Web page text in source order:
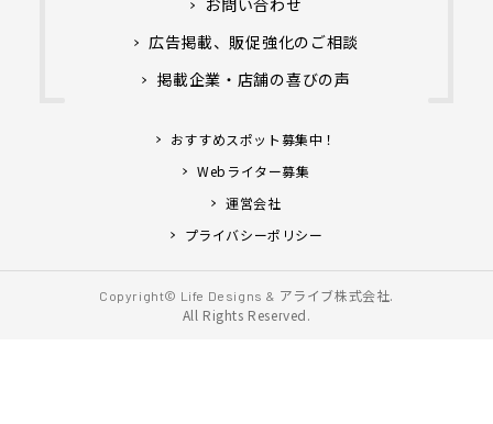
お問い合わせ
広告掲載、販促強化のご相談
掲載企業・店舗の喜びの声
おすすめスポット募集中！
Webライター募集
運営会社
プライバシーポリシー
Copyright© Life Designs & アライブ株式会社.
All Rights Reserved.